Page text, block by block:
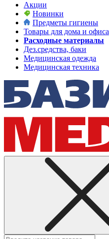
Акции
Новинки
Предметы гигиены
Товары для дома и офиса
Расходные материалы
Дез.средства, баки
Медицинская одежда
Медицинская техника